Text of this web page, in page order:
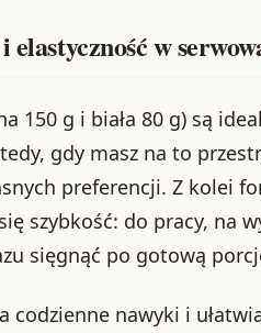
elastyczność w
150 g i biała 80 g) są
gdy masz na to
preferencji. Z kolei
szybkość: do pracy, na
sięgnąć po gotową
codzienne nawyki i